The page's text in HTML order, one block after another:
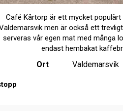
Café Kårtorp är ett mycket populärt
men är också ett
serveras vår egen mat med många
endast hembakat
Ort Valdemarsvik